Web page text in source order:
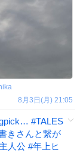
8月3日(月) 21:05
#TALES
きさんと繋が
人公 #年上ヒ